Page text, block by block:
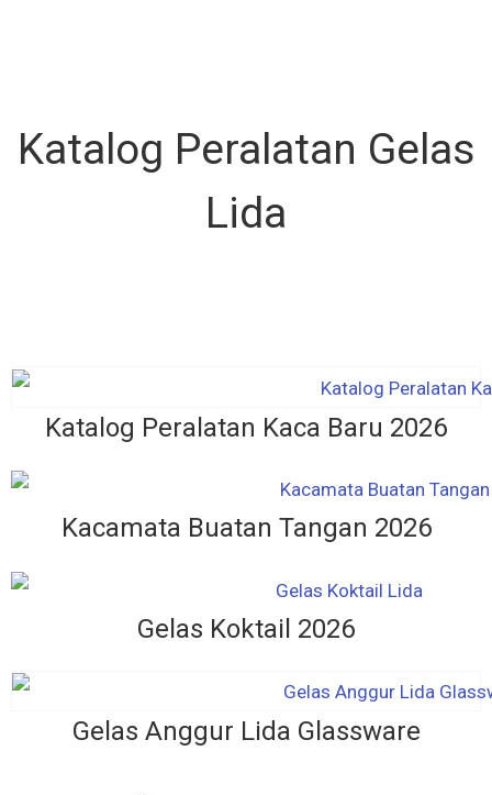
Katalog Peralatan Gelas
Lida
Katalog Peralatan Kaca Baru 2026
Kacamata Buatan Tangan 2026
Gelas Koktail 2026
Gelas Anggur Lida Glassware